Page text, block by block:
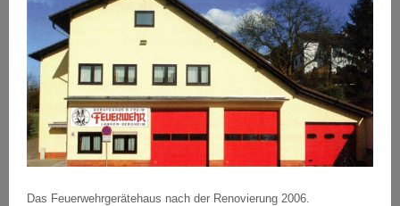
Das Feuerwehrgerätehaus nach der Renovierung 2006.